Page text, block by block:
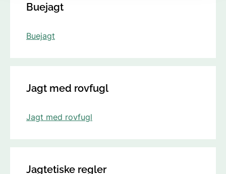
Buejagt
Buejagt
Jagt med rovfugl
Jagt med rovfugl
Jagtetiske regler